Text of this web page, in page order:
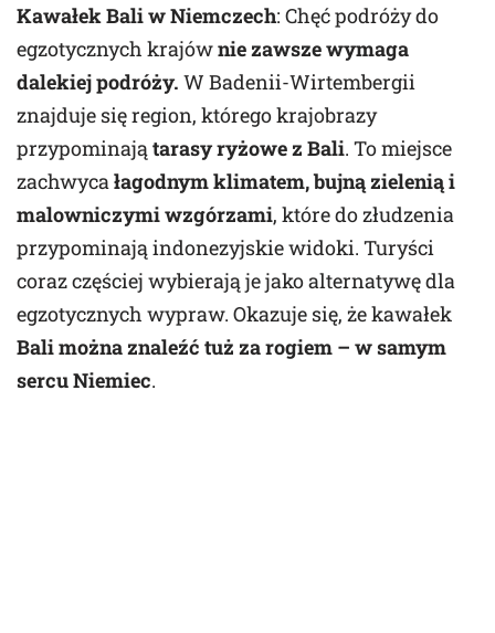
Kawałek Bali w Niemczech: Chęć podróży do
egzotycznych krajównie zawsze wymaga
dalekiej podróży. W Badenii-Wirtembergii
znajduje się region, którego krajobrazy
przypominają tarasy ryżowe z Bali. To miejsce
zachwyca łagodnym klimatem, bujną zielenią i
malowniczymi wzgórzami, które do złudzenia
przypominają indonezyjskie widoki. Turyści
coraz częściej wybierają je jako alternatywę dla
egzotycznych wypraw. Okazuje się, że kawałek
Bali można znaleźć tuż za rogiem – w samym
sercu Niemiec.